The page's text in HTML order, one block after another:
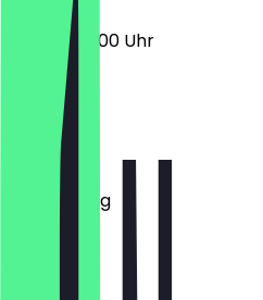
06:00 - 20:00 Uhr
Montag
Dienstag
Mittwoch
Donnerstag